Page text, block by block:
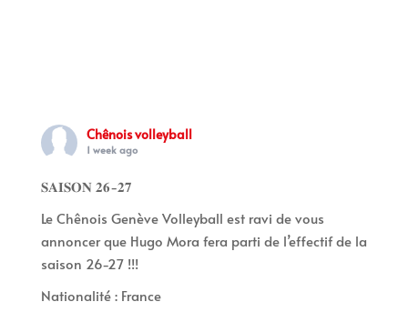
Chênois volleyball
1 week ago
𝐒𝐀𝐈𝐒𝐎𝐍 𝟐𝟔-𝟐𝟕
Le Chênois Genève Volleyball est ravi de vous
annoncer que Hugo Mora fera parti de l’effectif de la
saison 26-27 !!!
Nationalité : France